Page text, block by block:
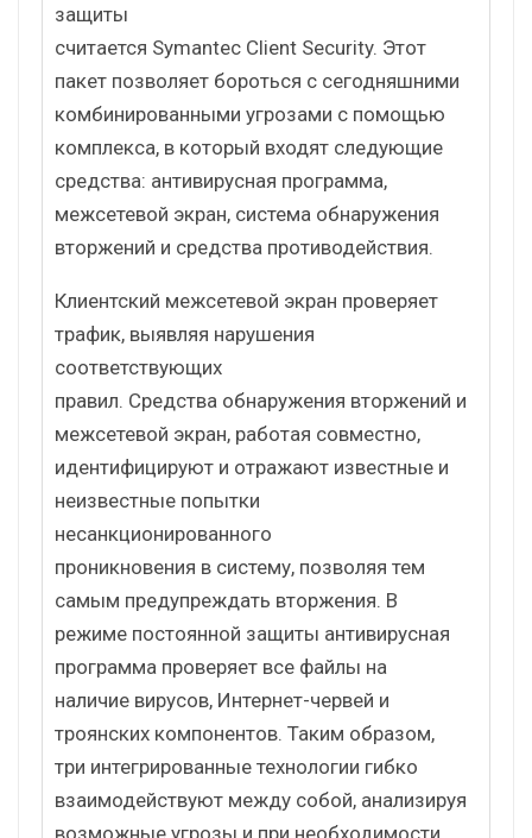
защиты
считается Symantec Client Security. Этот
пакет позволяет бороться с сегодняшними
комбинированными угрозами с помощью
комплекса, в который входят следующие
средства: антивирусная программа,
межсетевой экран, система обнаружения
вторжений и средства противодействия.
Клиентский межсетевой экран проверяет
трафик, выявляя нарушения
соответствующих
правил. Средства обнаружения вторжений и
межсетевой экран, работая совместно,
идентифицируют и отражают известные и
неизвестные попытки
несанкционированного
проникновения в систему, позволяя тем
самым предупреждать вторжения. В
режиме постоянной защиты антивирусная
программа проверяет все файлы на
наличие вирусов, Интернет-червей и
троянских компонентов. Таким образом,
три интегрированные технологии гибко
взаимодействуют между собой, анализируя
возможные угрозы и при необходимости